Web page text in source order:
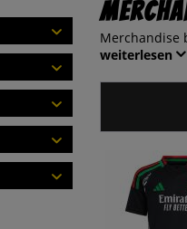
Merchandise
weiterlesen